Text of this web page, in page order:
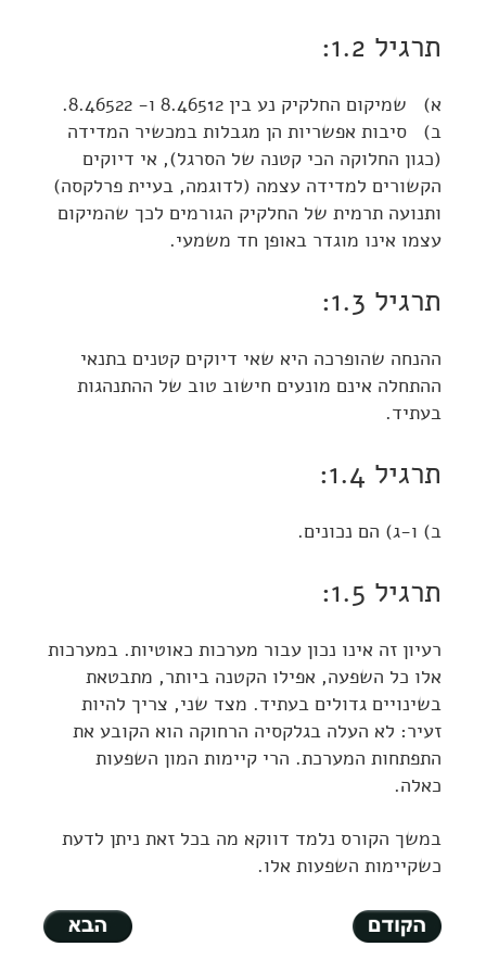
תרגיל 1.2:
א) שמיקום החלקיק נע בין 8.46512 ו- 8.46522.
ב) סיבות אפשריות הן מגבלות במכשיר המדידה
(כגון החלוקה הכי קטנה של הסרגל), אי דיוקים
הקשורים למדידה עצמה (לדוגמה, בעיית פרלקסה)
ותנועה תרמית של החלקיק הגורמים לכך שהמיקום
עצמו אינו מוגדר באופן חד משמעי.
תרגיל 1.3:
ההנחה שהופרכה היא שאי דיוקים קטנים בתנאי
ההתחלה אינם מונעים חישוב טוב של ההתנהגות
בעתיד.
תרגיל 1.4:
ב) ו-ג) הם נכונים.
תרגיל 1.5:
רעיון זה אינו נכון עבור מערכות כאוטיות. במערכות
אלו כל השפעה, אפילו הקטנה ביותר, מתבטאת
בשינויים גדולים בעתיד. מצד שני, צריך להיות
זעיר: לא העלה בגלקסיה הרחוקה הוא הקובע את
התפתחות המערכת. הרי קיימות המון השפעות
כאלה.
במשך הקורס נלמד דווקא מה בכל זאת ניתן לדעת
כשקיימות השפעות אלו.